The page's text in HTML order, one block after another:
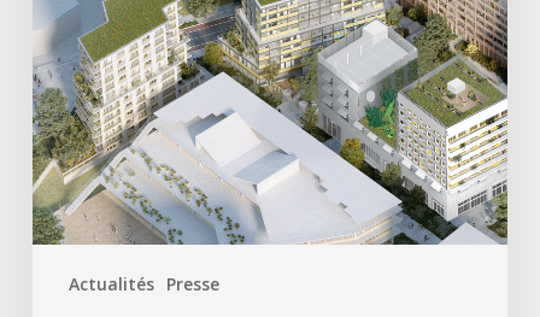
Actualités Presse
000
m2
de
programmes
mixtes
et
900
logements,